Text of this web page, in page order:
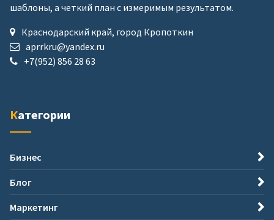
шаблоны, а четкий план с измеримым результатом.
Краснодарский край, город Кропоткин
aprrkru@yandex.ru
+7(952) 856 28 63
Категории
Бизнес
Блог
Маркетинг